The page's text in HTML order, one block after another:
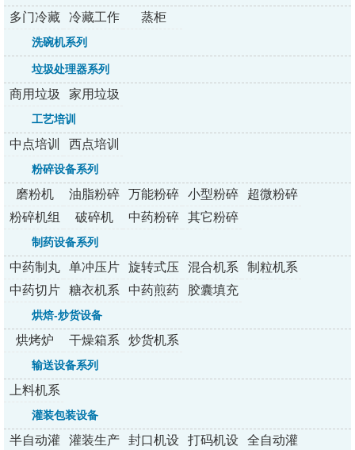
多门冷藏
柜系列
冷藏工作
台系列
蒸柜
洗碗机系列
垃圾处理器系列
商用垃圾
处理器
家用垃圾
处理器
工艺培训
中点培训 西点培训
粉碎设备系列
磨粉机
油脂粉碎
机
万能粉碎
机
小型粉碎
机系列
超微粉碎
粉碎机组 破碎机
中药粉碎
其它粉碎
制药设备系列
中药制丸
机
单冲压片
机
旋转式压
片机
混合机系
列
制粒机系
中药切片
机
糖衣机系
列
中药煎药
胶囊填充
烘焙-炒货设备
烘烤炉
干燥箱系
列
炒货机系
输送设备系列
上料机系
列
灌装包装设备
半自动灌 灌装生产 封口机设 打码机设 全自动灌